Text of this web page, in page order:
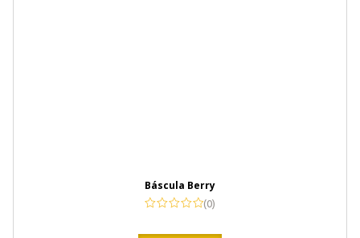
Báscula Berry
(0)